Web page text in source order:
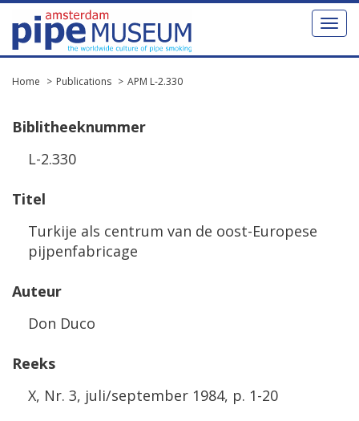
Toggle
Home Publications APM L-2.330
Biblitheeknummer
L-2.330
Titel
Turkije als centrum van de oost-Europese
pijpenfabricage
Auteur
Don Duco
Reeks
X, Nr. 3, juli/september 1984, p. 1-20